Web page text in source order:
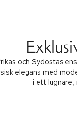
och
elegans med
i ett lugnare,